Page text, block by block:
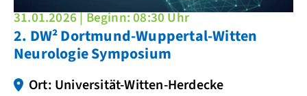
31.01.2026 | Beginn: 08:30 Uhr
2. DW² Dortmund-Wuppertal-Witten
Neurologie Symposium
Ort: Universität-Witten-Herdecke